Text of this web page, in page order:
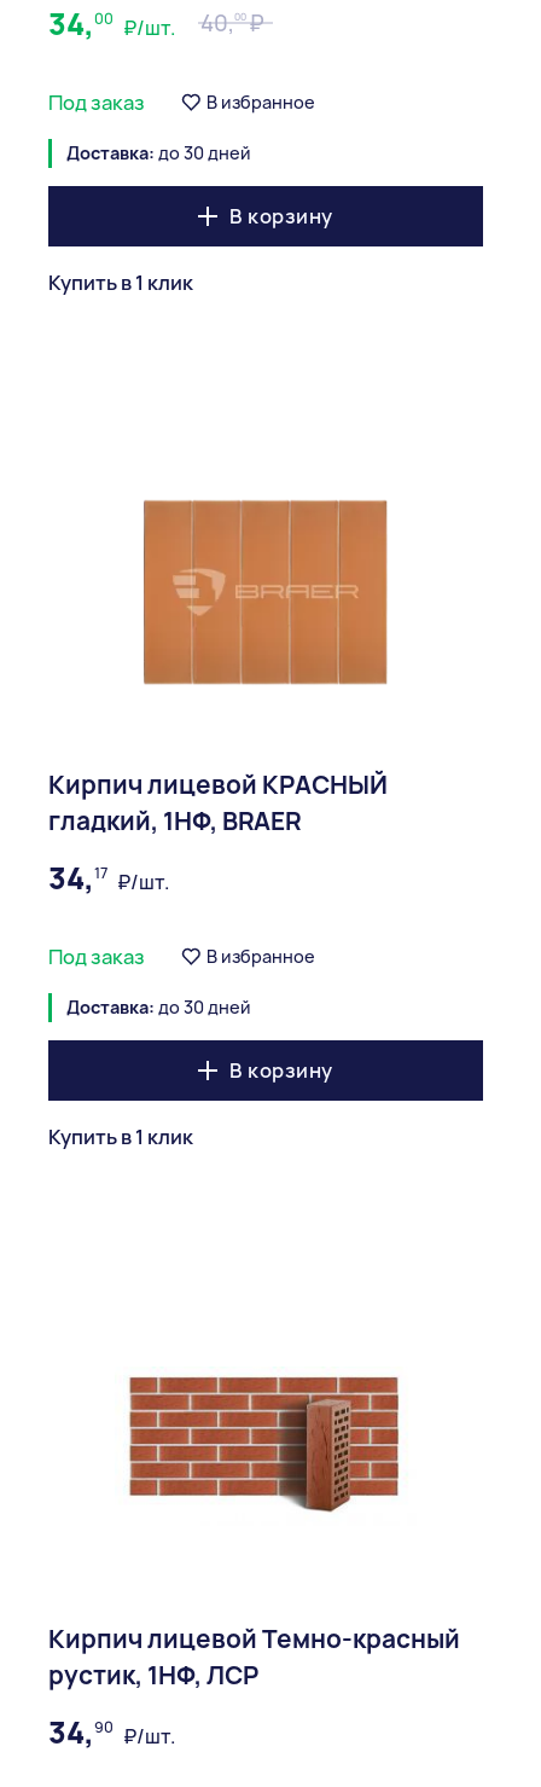
34,00 ₽/шт. 40,00
Под заказ В избранное
Доставка: до 30 дней
В корзину
Купить в 1 клик
Кирпич лицевой КРАСНЫЙ
гладкий, 1НФ, BRAER
34,17 ₽/шт.
Под заказ В избранное
Доставка: до 30 дней
В корзину
Купить в 1 клик
Кирпич лицевой Темно-красный
рустик, 1НФ, ЛСР
34,90 ₽/шт.